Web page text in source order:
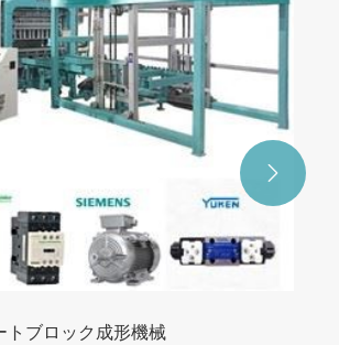
トブロック成形機械
